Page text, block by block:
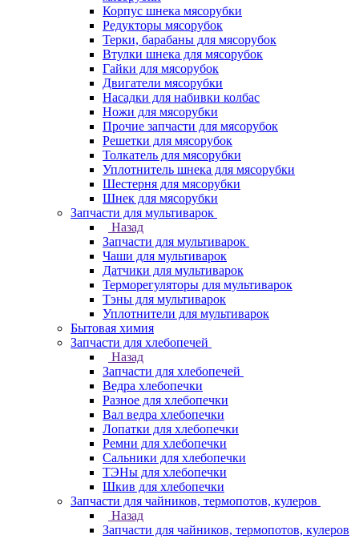
Корпус шнека мясорубки
Редукторы мясорубок
Терки, барабаны для мясорубок
Втулки шнека для мясорубок
Гайки для мясорубок
Двигатели мясорубки
Насадки для набивки колбас
Ножи для мясорубки
Прочие запчасти для мясорубок
Решетки для мясорубок
Толкатель для мясорубки
Уплотнитель шнека для мясорубки
Шестерня для мясорубки
Шнек для мясорубки
Запчасти для мультиварок
Назад
Запчасти для мультиварок
Чаши для мультиварок
Датчики для мультиварок
Терморегуляторы для мультиварок
Тэны для мультиварок
Уплотнители для мультиварок
Бытовая химия
Запчасти для хлебопечей
Назад
Запчасти для хлебопечей
Ведра хлебопечки
Разное для хлебопечки
Вал ведра хлебопечки
Лопатки для хлебопечки
Ремни для хлебопечки
Сальники для хлебопечки
ТЭНы для хлебопечки
Шкив для хлебопечки
Запчасти для чайников, термопотов, кулеров
Назад
Запчасти для чайников, термопотов, кулеров